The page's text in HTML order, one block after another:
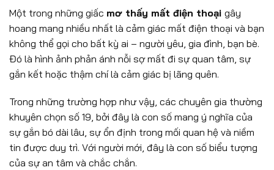
Một trong những giấc mơ thấy mất điện thoại gây
hoang mang nhiều nhất là cảm giác mất điện thoại và bạn
không thể gọi cho bất kỳ ai – người yêu, gia đình, bạn bè.
Đó là hình ảnh phản ánh nỗi sợ mất đi sự quan tâm, sự
gắn kết hoặc thậm chí là cảm giác bị lãng quên.
Trong những trường hợp như vậy, các chuyên gia thường
khuyên chọn số 19, bởi đây là con số mang ý nghĩa của
sự gắn bó dài lâu, sự ổn định trong mối quan hệ và niềm
tin được duy trì. Với người mới, đây là con số biểu tượng
của sự an tâm và chắc chắn.